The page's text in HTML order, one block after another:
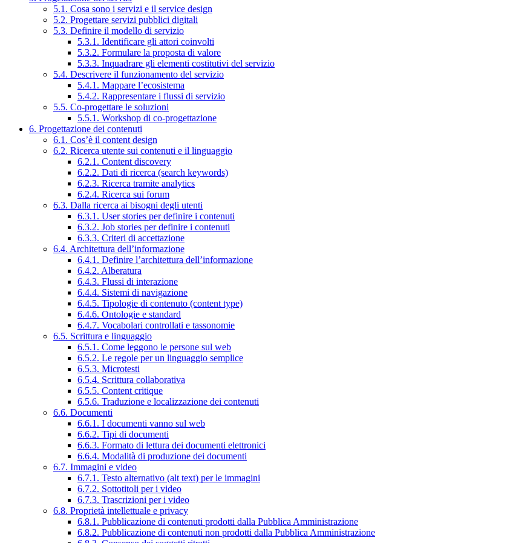
5.1. Cosa sono i servizi e il service design
5.2. Progettare servizi pubblici digitali
5.3. Definire il modello di servizio
5.3.1. Identificare gli attori coinvolti
5.3.2. Formulare la proposta di valore
5.3.3. Inquadrare gli elementi costitutivi del servizio
5.4. Descrivere il funzionamento del servizio
5.4.1. Mappare l’ecosistema
5.4.2. Rappresentare i flussi di servizio
5.5. Co-progettare le soluzioni
5.5.1. Workshop di co-progettazione
6. Progettazione dei contenuti
6.1. Cos’è il content design
6.2. Ricerca utente sui contenuti e il linguaggio
6.2.1. Content discovery
6.2.2. Dati di ricerca (search keywords)
6.2.3. Ricerca tramite analytics
6.2.4. Ricerca sui forum
6.3. Dalla ricerca ai bisogni degli utenti
6.3.1. User stories per definire i contenuti
6.3.2. Job stories per definire i contenuti
6.3.3. Criteri di accettazione
6.4. Architettura dell’informazione
6.4.1. Definire l’architettura dell’informazione
6.4.2. Alberatura
6.4.3. Flussi di interazione
6.4.4. Sistemi di navigazione
6.4.5. Tipologie di contenuto (content type)
6.4.6. Ontologie e standard
6.4.7. Vocabolari controllati e tassonomie
6.5. Scrittura e linguaggio
6.5.1. Come leggono le persone sul web
6.5.2. Le regole per un linguaggio semplice
6.5.3. Microtesti
6.5.4. Scrittura collaborativa
6.5.5. Content critique
6.5.6. Traduzione e localizzazione dei contenuti
6.6. Documenti
6.6.1. I documenti vanno sul web
6.6.2. Tipi di documenti
6.6.3. Formato di lettura dei documenti elettronici
6.6.4. Modalità di produzione dei documenti
6.7. Immagini e video
6.7.1. Testo alternativo (alt text) per le immagini
6.7.2. Sottotitoli per i video
6.7.3. Trascrizioni per i video
6.8. Proprietà intellettuale e privacy
6.8.1. Pubblicazione di contenuti prodotti dalla Pubblica Amministrazione
6.8.2. Pubblicazione di contenuti non prodotti dalla Pubblica Amministrazione